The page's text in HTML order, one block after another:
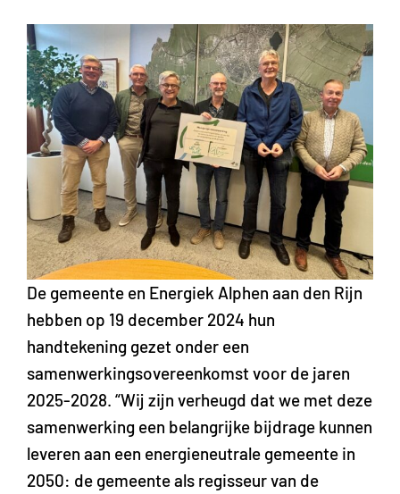
De gemeente en Energiek Alphen aan den Rijn
hebben op 19 december 2024 hun
handtekening gezet onder een
samenwerkingsovereenkomst voor de jaren
2025-2028. “Wij zijn verheugd dat we met deze
samenwerking een belangrijke bijdrage kunnen
leveren aan een energieneutrale gemeente in
2050: de gemeente als regisseur van de